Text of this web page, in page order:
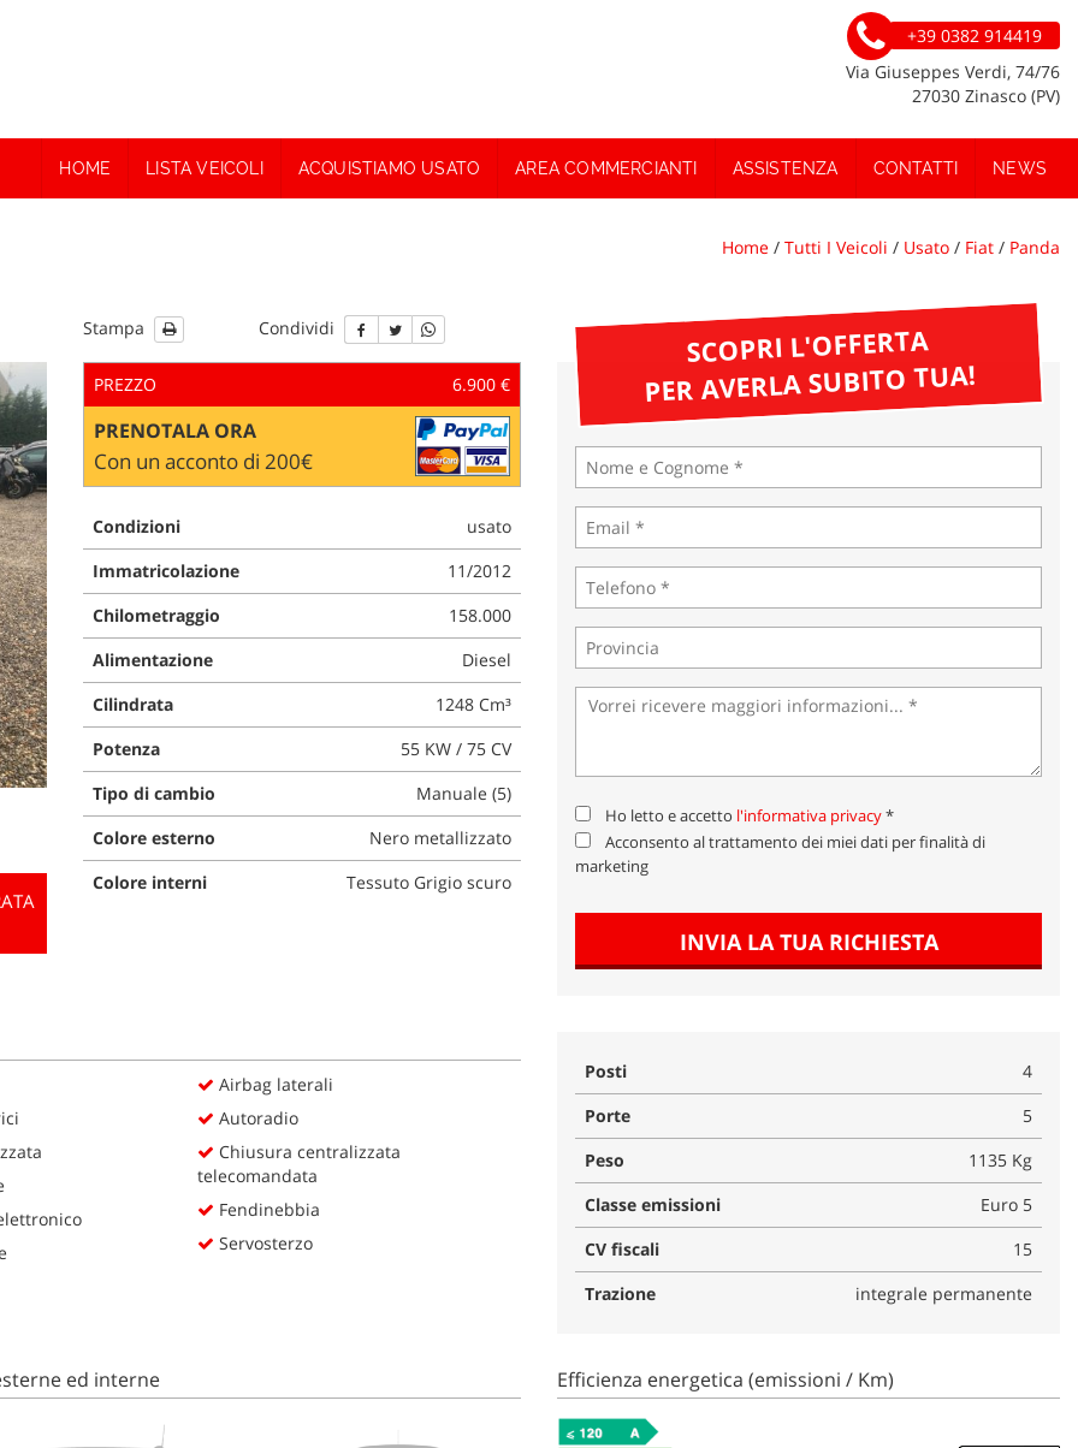
+39 0382 914419
Via Giuseppes Verdi, 74/76
27030 Zinasco (PV)
HOME LISTA VEICOLI ACQUISTIAMO USATO AREA COMMERCIANTI ASSISTENZA CONTATTI NEWS
Home / Tutti I Veicoli / Usato / Fiat / Panda
Stampa Condividi
PREZZO 6.900 €
PRENOTALA ORA
Con un acconto di 200€
Condizioni
usato
Immatricolazione
11/2012
Chilometraggio
158.000
Alimentazione
Diesel
Cilindrata
1248 Cm³
Potenza
55 KW / 75 CV
Tipo di cambio
Manuale (5)
Colore esterno
Nero metallizzato
Colore interni
Tessuto Grigio scuro
SCOPRI L'OFFERTA
PER AVERLA SUBITO TUA!
Ho letto e accetto l'informativa privacy*
Acconsento al trattamento dei miei dati per finalità di
marketing
INVIA LA TUA RICHIESTA
Airbag laterali
Autoradio
Chiusura centralizzata
telecomandata
Fendinebbia
Servosterzo
Posti
4
Porte
5
Peso
1135 Kg
Classe emissioni
Euro 5
CV fiscali
15
Trazione
integrale permanente
ed interne Efficienza energetica (emissioni / Km)